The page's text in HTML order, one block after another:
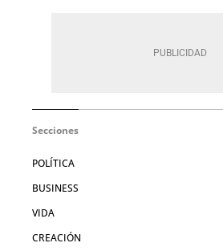
Secciones
POLÍTICA
BUSINESS
VIDA
CREACIÓN